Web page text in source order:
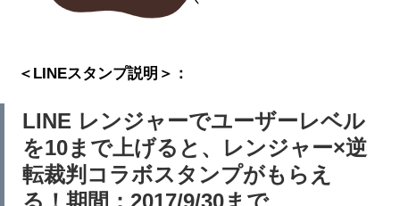
＜LINEスタンプ説明＞：
LINE レンジャーでユーザーレベル
を10まで上げると、レンジャー×逆
転裁判コラボスタンプがもらえ
る！期間：2017/9/30まで